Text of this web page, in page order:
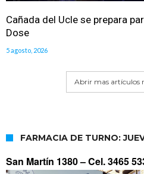
Cañada del Ucle se prepara
Dose
5 agosto, 2026
Abrir mas artículos
FARMACIA DE TURNO:
San Martín 1380 –Cel. 3465